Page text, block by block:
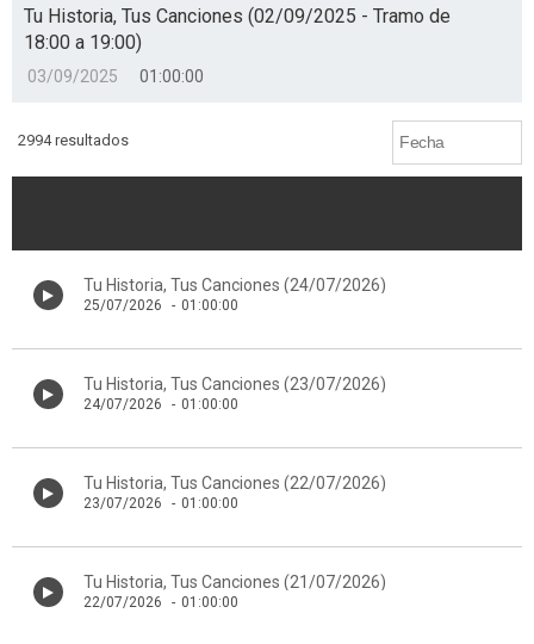
Tu Historia, Tus Canciones (02/09/2025 - Tramo de
18:00 a 19:00)
03/09/2025 01:00:00
2994 resultados
Tu Historia, Tus Canciones (24/07/2026)
25/07/2026 - 01:00:00
Tu Historia, Tus Canciones (23/07/2026)
24/07/2026 - 01:00:00
Tu Historia, Tus Canciones (22/07/2026)
23/07/2026 - 01:00:00
Tu Historia, Tus Canciones (21/07/2026)
22/07/2026 - 01:00:00